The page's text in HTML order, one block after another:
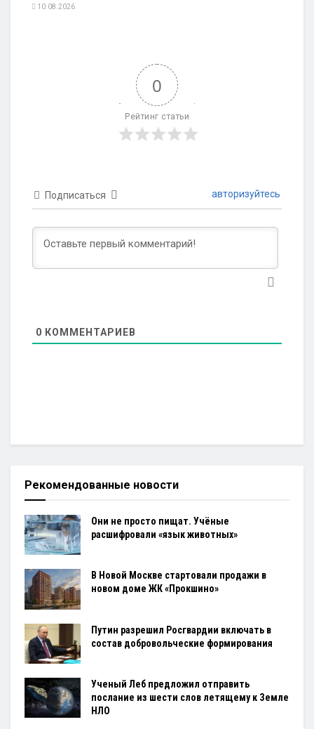
10.08.2026
0
Рейтинг статьи
Подписаться авторизуйтесь
0 КОММЕНТАРИЕВ
Рекомендованные новости
Они не просто пищат. Учёные
расшифровали «язык животных»
В Новой Москве стартовали продажи в
новом доме ЖК «Прокшино»
Путин разрешил Росгвардии включать в
состав добровольческие формирования
Ученый Леб предложил отправить
послание из шести слов летящему к Земле
НЛО